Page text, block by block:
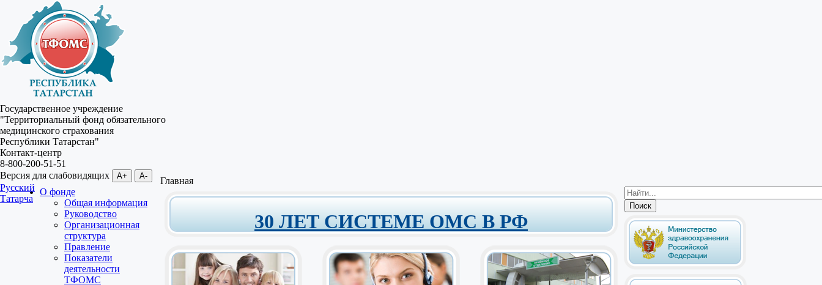
Государственное учреждение
"Территориальный фонд обязательного
медицинского страхования
Республики Татарстан"
Контакт-центр
8-800-200-51-51
Версия для слабовидящих
A+ A-
Русский
Татарча
О фонде
Общая информация
Руководство
Организационная
структура
Правление
Показатели
деятельности
ТФОМС
Главная
30 ЛЕТ СИСТЕМЕ ОМС В РФ